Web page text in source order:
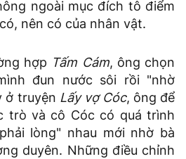
ngoài mục đích tô điểm
nên có của nhân vật.
hợp Tấm Cám, ông chọn
đun nước sôi rồi "nhờ
ở truyện Lấy vợ Cóc, ông để
trò và cô Cóc có quá trình
lòng" nhau mới nhờ bà
duyên. Những điều chỉnh